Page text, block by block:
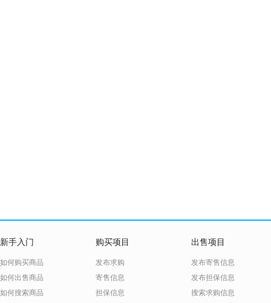
新手入门
如何购买商品
如何出售商品
如何搜索商品
购买项目
发布求购
寄售信息
担保信息
出售项目
发布寄售信息
发布担保信息
搜索求购信息